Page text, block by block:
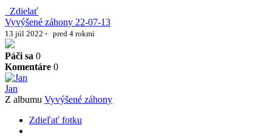
Zdielať
Vyvýšené záhony 22-07-13
13 júl 2022 · pred 4 rokmi
Páči sa 0
Komentáre 0
Jan
Z albumu Vyvýšené záhony
Zdieľať fotku